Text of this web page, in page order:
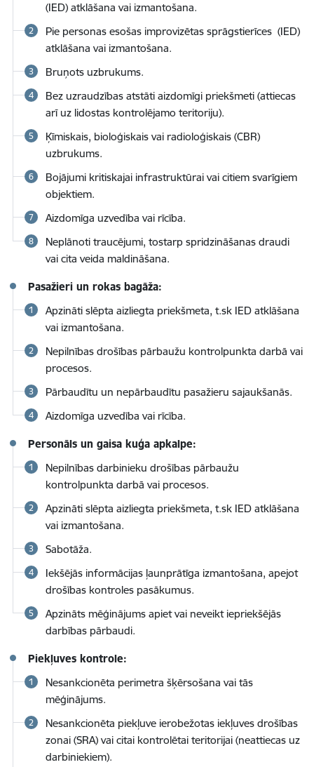
(IED) atklāšana vai izmantošana.
Pie personas esošas improvizētas sprāgstierīces (IED)
atklāšana vai izmantošana.
Bruņots uzbrukums.
Bez uzraudzības atstāti aizdomīgi priekšmeti (attiecas
arī uz lidostas kontrolējamo teritoriju).
Ķīmiskais, bioloģiskais vai radioloģiskais (CBR)
uzbrukums.
Bojājumi kritiskajai infrastruktūrai vai citiem svarīgiem
objektiem.
Aizdomīga uzvedība vai rīcība.
Neplānoti traucējumi, tostarp spridzināšanas draudi
vai cita veida maldināšana.
Pasažieri un rokas bagāža:
Apzināti slēpta aizliegta priekšmeta, t.sk IED atklāšana
vai izmantošana.
Nepilnības drošības pārbaužu kontrolpunkta darbā vai
procesos.
Pārbaudītu un nepārbaudītu pasažieru sajaukšanās.
Aizdomīga uzvedība vai rīcība.
Personāls un gaisa kuģa apkalpe:
Nepilnības darbinieku drošības pārbaužu
kontrolpunkta darbā vai procesos.
Apzināti slēpta aizliegta priekšmeta, t.sk IED atklāšana
vai izmantošana.
Sabotāža.
Iekšējās informācijas ļaunprātīga izmantošana, apejot
drošības kontroles pasākumus.
Apzināts mēģinājums apiet vai neveikt iepriekšējās
darbības pārbaudi.
Piekļuves kontrole:
Nesankcionēta perimetra šķērsošana vai tās
mēģinājums.
Nesankcionēta piekļuve ierobežotas iekļuves drošības
zonai (SRA) vai citai kontrolētai teritorijai (neattiecas uz
darbiniekiem).